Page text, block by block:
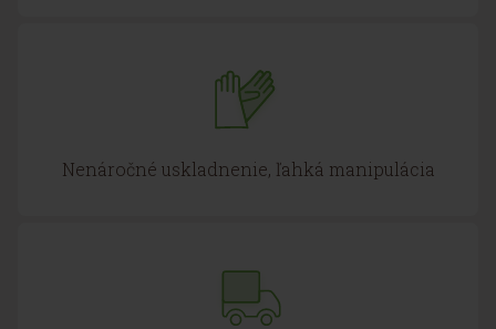
Nenáročné uskladnenie, ľahká manipulácia